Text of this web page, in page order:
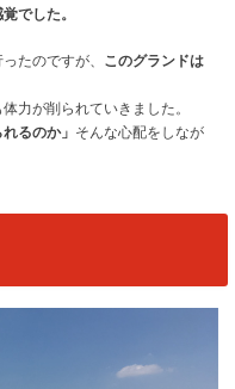
でした。
たのですが、 このグランドは
力が削られていきました。
るのか」 そんな心配をしなが